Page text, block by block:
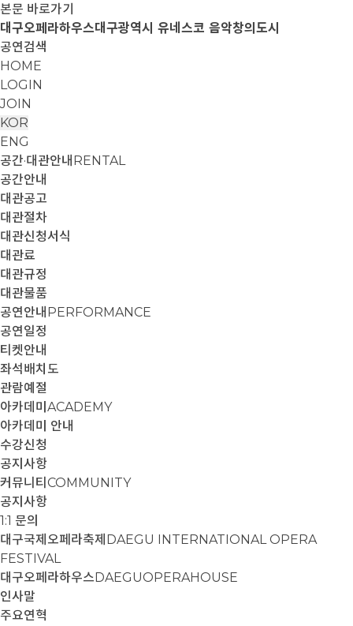
본문 바로가기
대구오페라하우스대구광역시 유네스코 음악창의도시
공연검색
HOME
LOGIN
JOIN
KOR
ENG
공간·대관안내 RENTAL
공간안내
대관공고
대관절차
대관신청서식
대관료
대관규정
대관물품
공연안내 PERFORMANCE
공연일정
티켓안내
좌석배치도
관람예절
아카데미 ACADEMY
아카데미 안내
수강신청
공지사항
커뮤니티 COMMUNITY
공지사항
1:1 문의
대구국제오페라축제 DAEGU INTERNATIONAL OPERA
FESTIVAL
대구오페라하우스DAEGUOPERAHOUSE
인사말
주요연혁